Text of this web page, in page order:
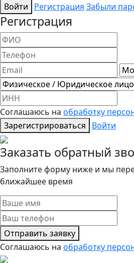
Войти
Регистрация Забыли
Регистрация
Соглашаюсь на обработку
Зарегистрироваться
Войти
Заказать обратный
Заполните форму ниже и мы
ближайшее время
Отправить заявку
Соглашаюсь на обработку